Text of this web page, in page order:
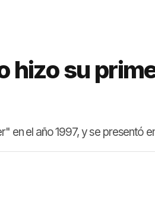
hizo su
en el año 1997, y se presentó